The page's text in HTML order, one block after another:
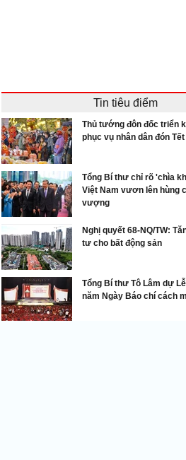
Tin tiêu điểm
Thủ tướng đôn đốc triển
phục vụ nhân dân đón Tết
Tổng Bí thư chỉ rõ 'chìa
Việt Nam vươn lên hùng
vượng
Nghị quyết 68-NQ/TW:
tư cho bất động sản
Tổng Bí thư Tô Lâm dự
năm Ngày Báo chí cách